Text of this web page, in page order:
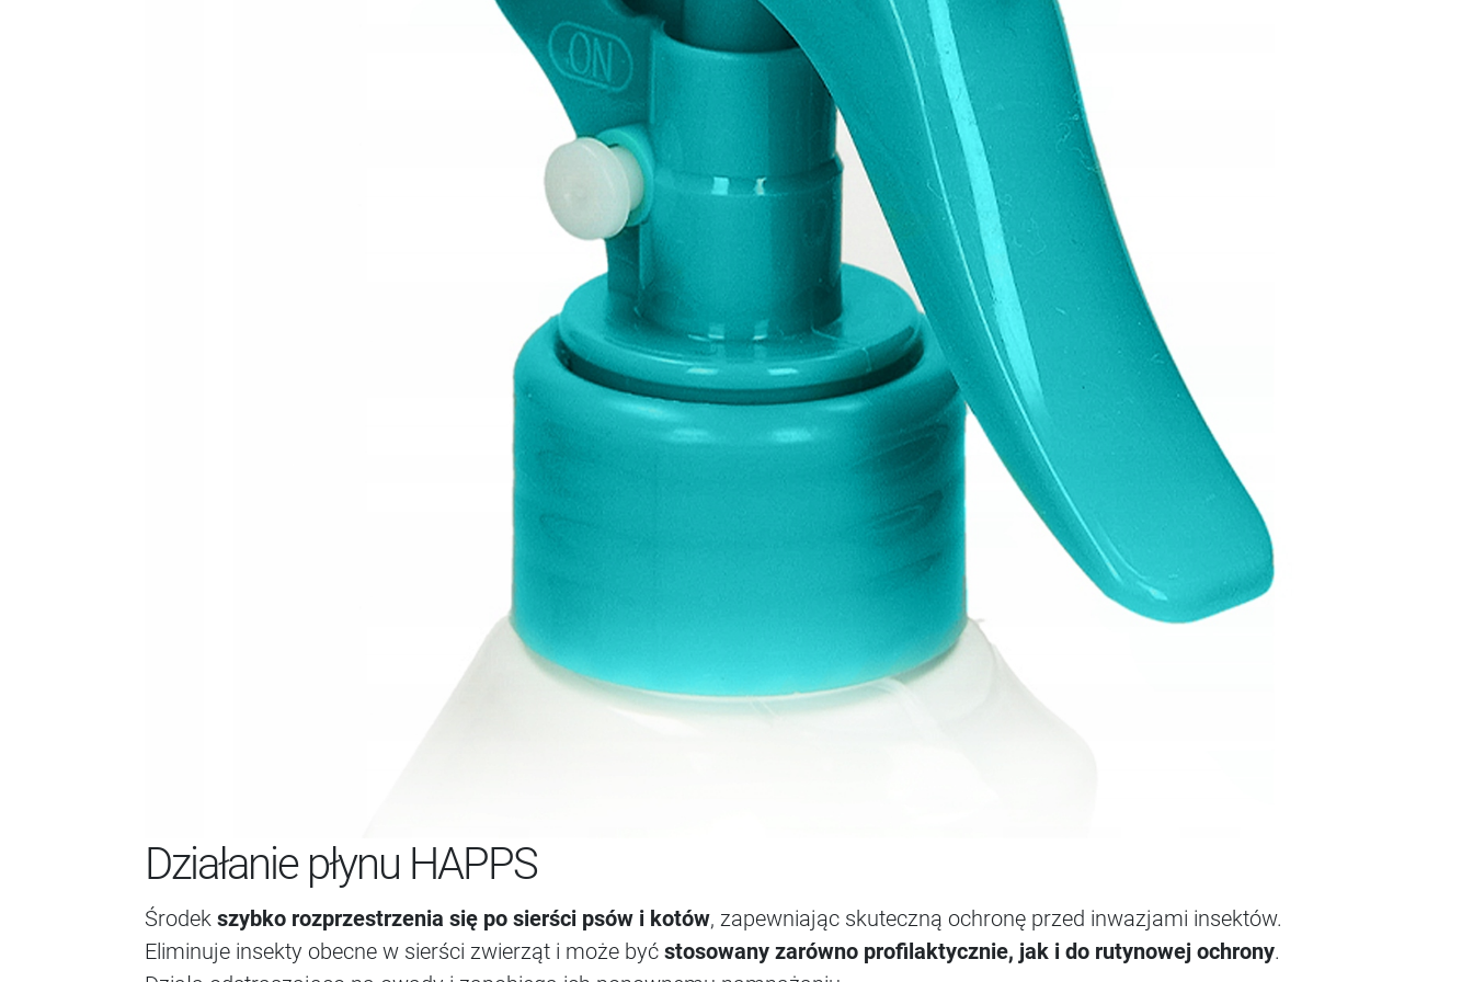
Działanie płynu HAPPS
Środek szybko rozprzestrzenia się po sierści psów i kotów, zapewniając skuteczną ochronę przed inwazjami insektów.
Eliminuje insekty obecne w sierści zwierząt i może być stosowany zarówno profilaktycznie, jak i do rutynowej ochrony.